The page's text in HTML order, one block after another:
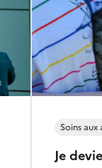
Je
Soins aux